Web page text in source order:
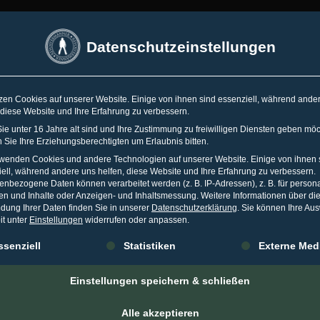
•ESSEN•TORONTO
KARRIERE MEDIA WISSEN
der Datenblase, mit
Datenschutzeinstellungen
Cookies auf unserer Website. Einige von ihnen sind essenziell, während
Website und Ihre Erfahrung zu verbessern.
unter 16 Jahre alt sind und Ihre Zustimmung zu freiwilligen Diensten geben
Sie Ihre Erziehungsberechtigten um Erlaubnis bitten.
Cookies und andere Technologien auf unserer Website. Einige von ihnen
während andere uns helfen, diese Website und Ihre Erfahrung zu verbessern.
Daten können verarbeitet werden (z. B. IP-Adressen), z. B. für
und Inhalte oder Anzeigen- und Inhaltsmessung. Weitere Informationen über die
Ihrer Daten finden Sie in unserer Datenschutzerklärung. Sie können Ihre
unter Einstellungen widerrufen oder anpassen.
eine Liste der Service-Gruppen, für die eine Einwilligung erteilt
Statistiken Externe
Einstellungen speichern & schließen
Alle akzeptieren